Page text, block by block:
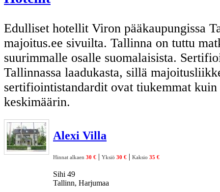
Edulliset hotellit Viron pääkaupungissa
majoitus.ee sivuilta. Tallinna on tuttu
suurimmalle osalle suomalaisista.
Tallinnassa laadukasta, sillä
sertifiointistandardit ovat tiukemmat kuin
keskimäärin.
Alexi Villa
Hinnat alkaen 30 € | Yksiö 30 € | Kaksio 35 €
Sihi 49
Tallinn, Harjumaa